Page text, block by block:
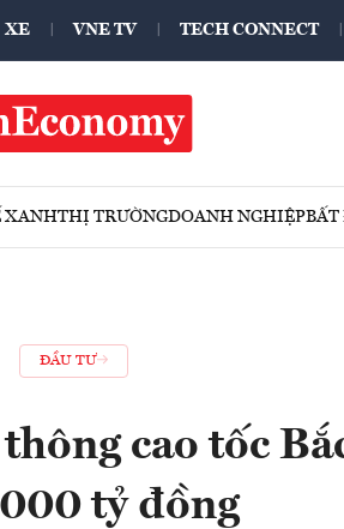
XE VNE TV TECH CONNECT
XANHTHỊ TRƯỜNGDOANH NGHIỆPBẤT
ĐẦU TƯ
cao tốc
tỷ đồng